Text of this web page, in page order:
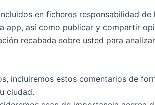
en ficheros responsabilidad de
app, así como publicar y compartir
recabada sobre usted para
incluiremos estos comentarios de
ciudad.